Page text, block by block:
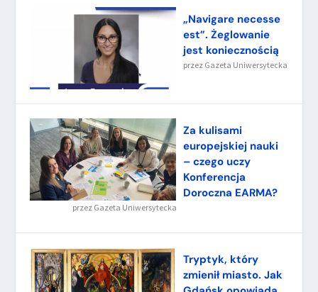
„Navigare necesse
est”. Żeglowanie
jest koniecznością
przez Gazeta Uniwersytecka
Za kulisami
europejskiej nauki
– czego uczy
Konferencja
Doroczna EARMA?
przez Gazeta Uniwersytecka
Tryptyk, który
zmienił miasto. Jak